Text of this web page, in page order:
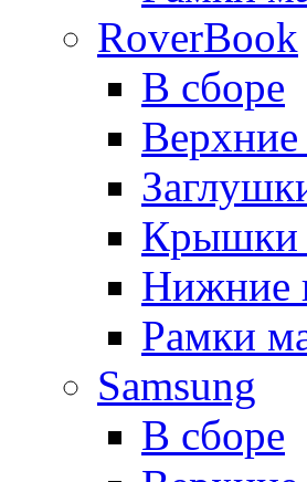
RoverBook
В сборе
Верхние
Крышки
Нижние
Рамки
Samsung
В сборе